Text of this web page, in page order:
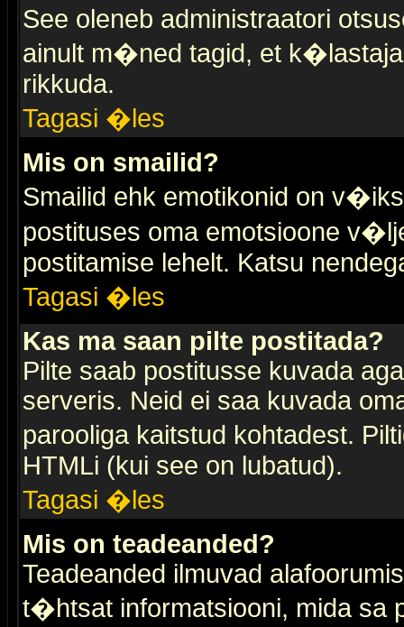
See oleneb administraatori
ainult m�ned tagid, et
rikkuda.
Tagasi �les
Mis on smailid?
Smailid ehk emotikonid on
postituses oma emotsioone
postitamise lehelt. Katsu
Tagasi �les
Kas ma saan pilte postitada?
Pilte saab postitusse kuvada
serveris. Neid ei saa kuvada
parooliga kaitstud kohtadest.
HTMLi (kui see on lubatud).
Tagasi �les
Mis on teadeanded?
Teadeanded ilmuvad
t�htsat informatsiooni, mida sa